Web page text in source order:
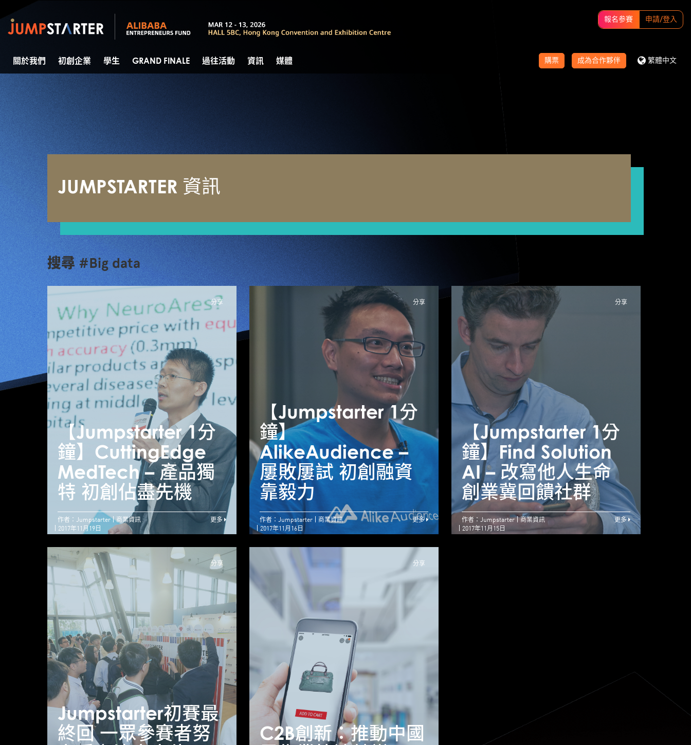
報名参賽 申請/登入
購票 成為合作夥伴 繁體中文
關於我們 初創企業 學生 GRAND FINALE 過往活動 資訊 媒體
JUMPSTARTER 資訊
搜尋 #Big data
分享
【Jumpstarter 1分
鐘】CuttingEdge
MedTech – 產品獨
特 初創佔盡先機
【Jumpstarter 1分
鐘】CuttingEdge
MedTech – 產品獨
特 初創佔盡先機
作者：Jumpstarter
商業資訊
2017年11月19日
更多
分享
【Jumpstarter 1分
鐘】
AlikeAudience –
屢敗屢試 初創融資
靠毅力
【Jumpstarter 1分
鐘】
AlikeAudience –
屢敗屢試 初創融資
靠毅力
作者：Jumpstarter
商業資訊
2017年11月16日
更多
分享
【Jumpstarter 1分
鐘】Find Solution
AI – 改寫他人生命
創業冀回饋社群
作者：Jumpstarter
商業資訊
2017年11月15日
更多
分享
Jumpstarter初賽最
終回 一眾參賽者努
Jumpstarter初賽最
終回 一眾參賽者努
分享
C2B創新：推動中國
C2B創新：推動中國